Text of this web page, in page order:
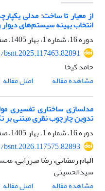
از معیار تا ساخت: مدلی
انتخاب بهینه سیستم‌های دیوار
دوره 16، شماره 1، بهار 1405، صفحه
حامد کیخا
مشاهده مقاله
اصل مقاله
مدلسازی ساختاری تفسیری
تدوین چارچوب نظری مبتنی بر
دوره 16، شماره 1، بهار 1405، صفحه
bsnt.2026.117575.82893
الهام رمضانی، رضا میرزایی،
سیدالحسینی
مشاهده مقاله
اصل مقاله